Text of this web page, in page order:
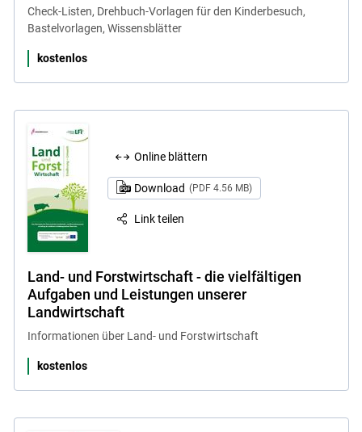
Check-Listen, Drehbuch-Vorlagen für den Kinderbesuch,
Bastelvorlagen, Wissensblätter
kostenlos
Online blättern
Download (PDF 4.56 MB)
Link teilen
Land- und Forstwirtschaft - die vielfältigen
Aufgaben und Leistungen unserer
Landwirtschaft
Informationen über Land- und Forstwirtschaft
kostenlos